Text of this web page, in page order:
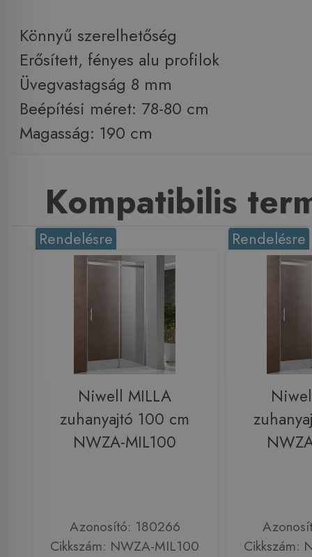
Könnyű szerelhetőség
Erősített, fényes alu profilok
Üvegvastagság 8 mm
Beépítési méret: 78-80 cm
Magasság: 190 cm
Kompatibilis
Rendelésre
Niwell MILLA
zuhanyajtó 100 cm
NWZA-MIL100
Azonosító: 180266
Cikkszám: NWZA-MIL100
Rendelésre
Cikkszám: